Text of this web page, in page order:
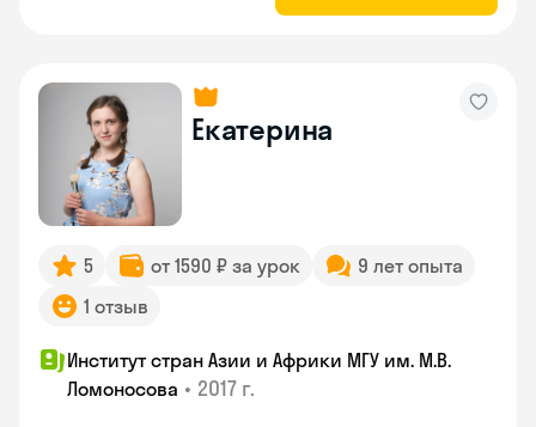
Екатерина
5 от 1590 ₽ за урок
9 лет опыта
1 отзыв
Институт стран Азии и Африки МГУ им. М.В.
Ломоносова • 2017 г.